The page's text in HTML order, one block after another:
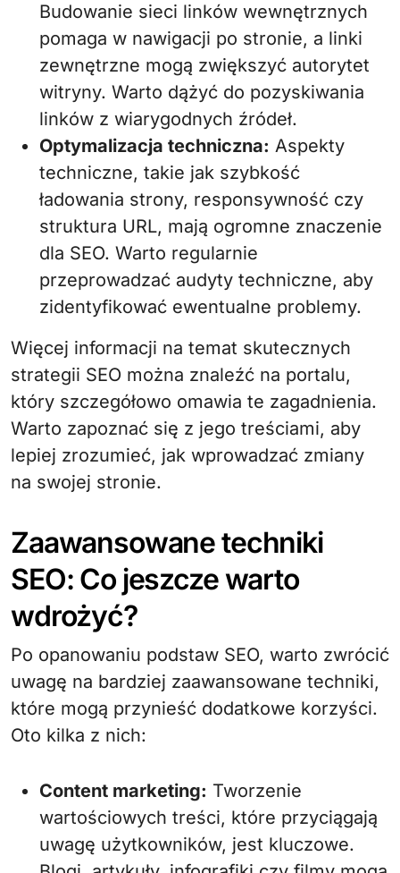
Budowanie sieci linków wewnętrznych
pomaga w nawigacji po stronie, a linki
zewnętrzne mogą zwiększyć autorytet
witryny. Warto dążyć do pozyskiwania
linków z wiarygodnych źródeł.
Optymalizacja techniczna: Aspekty
techniczne, takie jak szybkość
ładowania strony, responsywność czy
struktura URL, mają ogromne znaczenie
dla SEO. Warto regularnie
przeprowadzać audyty techniczne, aby
zidentyfikować ewentualne problemy.
Więcej informacji na temat skutecznych
strategii SEO można znaleźć na portalu,
który szczegółowo omawia te zagadnienia.
Warto zapoznać się z jego treściami, aby
lepiej zrozumieć, jak wprowadzać zmiany
na swojej stronie.
Zaawansowane techniki
SEO: Co jeszcze warto
wdrożyć?
Po opanowaniu podstaw SEO, warto zwrócić
uwagę na bardziej zaawansowane techniki,
które mogą przynieść dodatkowe korzyści.
Oto kilka z nich:
Content marketing: Tworzenie
wartościowych treści, które przyciągają
uwagę użytkowników, jest kluczowe.